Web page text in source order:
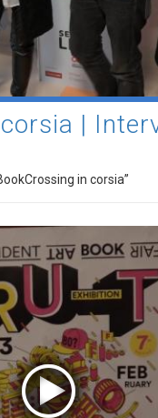
|
in corsia”